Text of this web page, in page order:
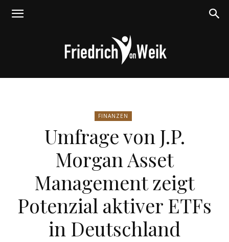
von
Weik
FINANZEN
Umfrage von J.P.
Morgan Asset
Management zeigt
Potenzial aktiver ETFs
in Deutschland